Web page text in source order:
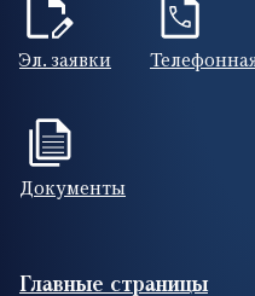
Эл. заявки
Документы
Footer (RUS)
Главные страницы